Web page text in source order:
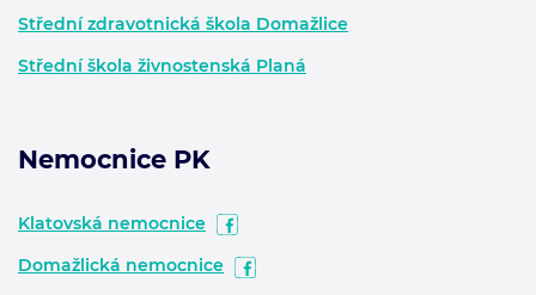
Střední zdravotnická škola Domažlice
Střední škola živnostenská Planá
Nemocnice PK
Klatovská nemocnice
Domažlická nemocnice